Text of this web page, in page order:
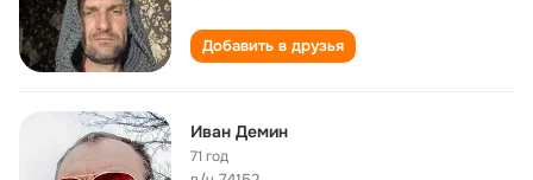
Добавить в друзья
Иван Демин
71 год